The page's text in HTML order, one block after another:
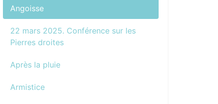
Angoisse
22 mars 2025. Conférence sur les
Pierres droites
Après la pluie
Armistice